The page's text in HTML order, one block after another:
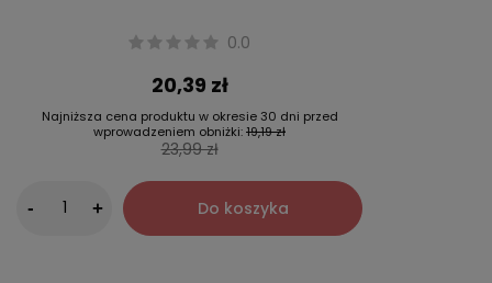
0.0
20,39 zł
Najniższa cena produktu w okresie 30 dni przed
wprowadzeniem obniżki:19,19 zł
23,99 zł
- + Do koszyka